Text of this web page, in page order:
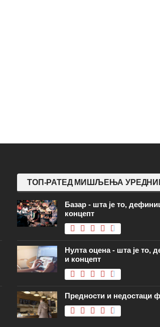
ТОП-РАТЕД МИШЉЕЊА
Базар - шта је то,
концепт
Нулта оцена - шта је то,
и концепт
Предности и недостаци